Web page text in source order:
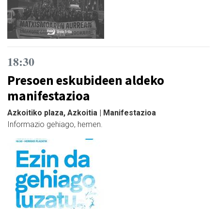
18:30
Presoen eskubideen aldeko
manifestazioa
Azkoitiko plaza, Azkoitia | Manifestazioa
Informazio gehiago, hemen.